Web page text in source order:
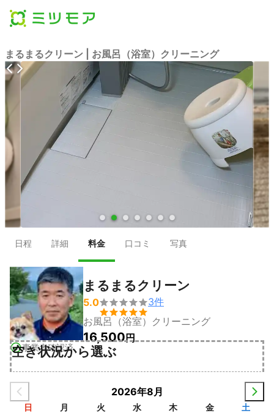
まるまるクリーン | お風呂（浴室）クリーニング
● ● ● ● ● ● ●
日程 詳細 料金 口コミ 写真
事業者確認済
まるまるクリーン
5.0

3件
お風呂（浴室）クリーニング
16,500円
空き状況から選ぶ
2026年8月
日 月 火 水 木 金 土